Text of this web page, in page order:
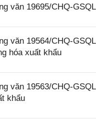
văn 19695/CHQ-
văn 19564/CHQ-
hóa xuất khẩu
văn 19563/CHQ-
khẩu